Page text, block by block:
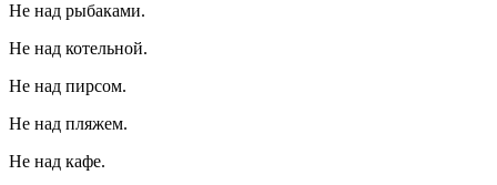
Не над рыбаками.
Не над котельной.
Не над пирсом.
Не над пляжем.
Не над кафе.